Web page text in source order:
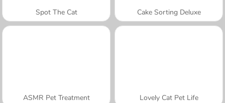
Spot The Cat Cake Sorting Deluxe
ASMR Pet Treatment Lovely Cat Pet Life